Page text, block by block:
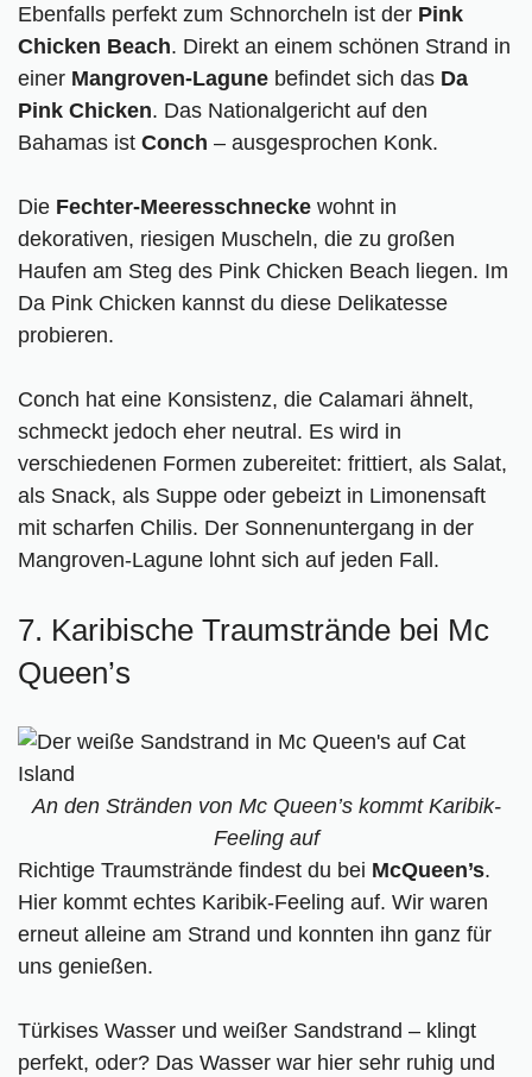
Ebenfalls perfekt zum Schnorcheln ist der Pink
Chicken Beach. Direkt an einem schönen Strand in
einer Mangroven-Lagune befindet sich das Da
Pink Chicken. Das Nationalgericht auf den
Bahamas ist Conch – ausgesprochen Konk.
Die Fechter-Meeresschnecke wohnt in
dekorativen, riesigen Muscheln, die zu großen
Haufen am Steg des Pink Chicken Beach liegen. Im
Da Pink Chicken kannst du diese Delikatesse
probieren.
Conch hat eine Konsistenz, die Calamari ähnelt,
schmeckt jedoch eher neutral. Es wird in
verschiedenen Formen zubereitet: frittiert, als Salat,
als Snack, als Suppe oder gebeizt in Limonensaft
mit scharfen Chilis. Der Sonnenuntergang in der
Mangroven-Lagune lohnt sich auf jeden Fall.
7. Karibische Traumstrände bei Mc
Queen’s
An den Stränden von Mc Queen’s kommt Karibik-
Feeling auf
Richtige Traumstrände findest du bei McQueen’s.
Hier kommt echtes Karibik-Feeling auf. Wir waren
erneut alleine am Strand und konnten ihn ganz für
uns genießen.
Türkises Wasser und weißer Sandstrand – klingt
perfekt, oder? Das Wasser war hier sehr ruhig und